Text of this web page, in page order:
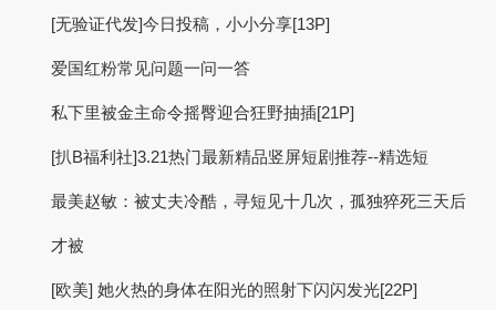
[无验证代发]今日投稿，小小分享[13P]
爱国红粉常见问题一问一答
私下里被金主命令摇臀迎合狂野抽插[21P]
[扒B福利社]3.21热门最新精品竖屏短剧推荐--精选短
最美赵敏：被丈夫冷酷，寻短见十几次，孤独猝死三天后
才被
[欧美] 她火热的身体在阳光的照射下闪闪发光[22P]